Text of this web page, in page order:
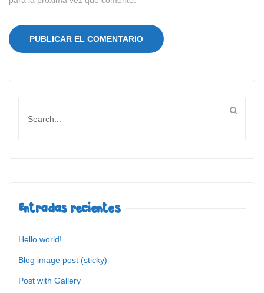
Entradas recientes
Hello world!
Blog image post (sticky)
Post with Gallery